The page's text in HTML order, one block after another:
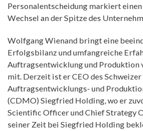
Personalentscheidung markiert
Wechsel an der Spitze des
Wolfgang Wienand bringt eine
Erfolgsbilanz und umfangreiche
Auftragsentwicklung und
mit. Derzeit ist er CEO des Schweizer
Auftragsentwicklungs- und
(CDMO) Siegfried Holding, wo er
Scientific Officer und Chief Strategy
seiner Zeit bei Siegfried Holding